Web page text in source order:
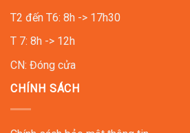
T2 đến T6: 8h -> 17h30
T 7: 8h -> 12h
CN: Đóng cửa
CHÍNH SÁCH